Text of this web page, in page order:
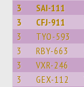
3 SAI-111
3 CFJ-911
3 TYO-593
3 RBY-663
3 VXR-246
3 GEX-112